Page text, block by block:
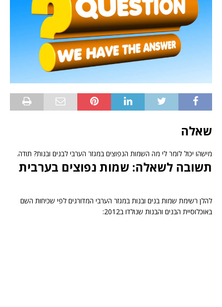
שאלה
מישהו יכול לומר לי מה השמות הנפוצים במגזר הערבי לבנים ובנות? תודה.
תשובה לשאלה: שמות נפוצים בערבית
להלן רשימת שמות בנים ובנות במגזר הערבי המדורגים לפי שכיחות השם
באוכלוסיית הבנים והבנות שנולדו ב2012: